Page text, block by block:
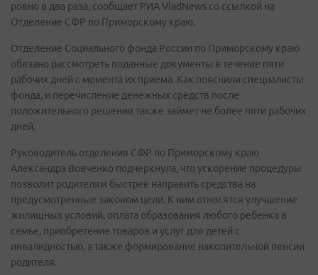
ровно в два раза, сообщает РИА VladNews со ссылкой на
Отделение СФР по Приморскому краю.
Отделение Социального фонда России по Приморскому краю
обязано рассмотреть поданные документы в течение пяти
рабочих дней с момента их приема. Как пояснили специалисты
фонда, и перечисление денежных средств после
положительного решения также займет не более пяти рабочих
дней.
Руководитель отделения СФР по Приморскому краю
Александра Вовченко подчеркнула, что ускорение процедуры
позволит родителям быстрее направить средства на
предусмотренные законом цели. К ним относятся улучшение
жилищных условий, оплата образования любого ребенка в
семье, приобретение товаров и услуг для детей с
инвалидностью, а также формирование накопительной пенсии
родителя.